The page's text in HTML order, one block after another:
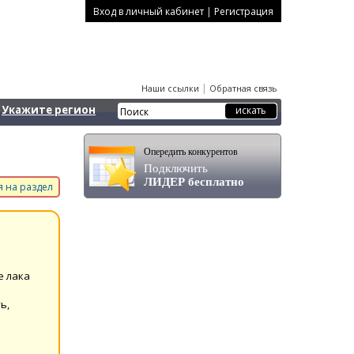
Вход в личный кабинет | Регистрация
Наши ссылки | Обратная связь
Укажите регион
на раздел
лака
Опередить конкурентов
Подключить
ЛИДЕР бесплатно